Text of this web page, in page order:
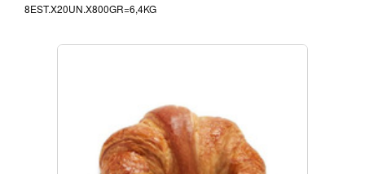
8EST.X20UN.X800GR=6,4KG